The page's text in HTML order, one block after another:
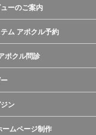
ーのご案内
ム アポクル予約
ポクル問診
ン
ームページ制作